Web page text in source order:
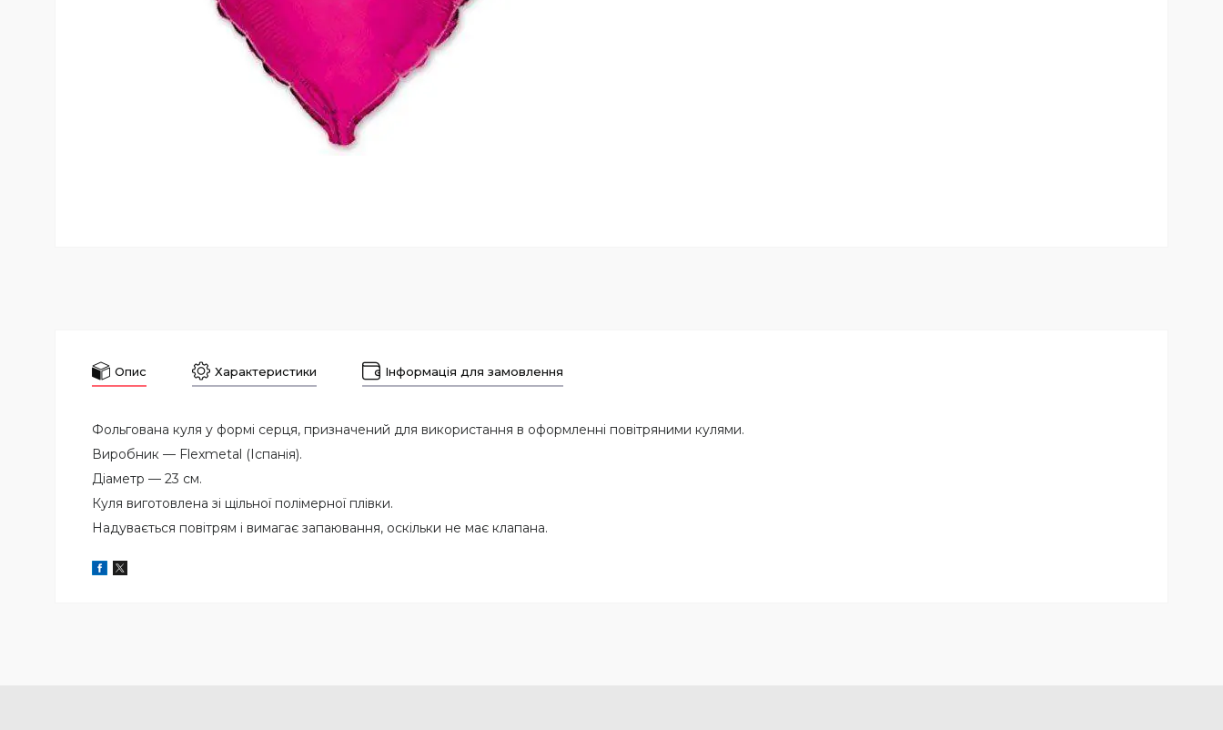
Опис Характеристики Інформація для замовлення
Фольгована куля у формі серця, призначений для використання в оформленні повітряними кулями.
Виробник — Flexmetal (Іспанія).
Діаметр — 23 см.
Куля виготовлена зі щільної полімерної плівки.
Надувається повітрям і вимагає запаювання, оскільки не має клапана.